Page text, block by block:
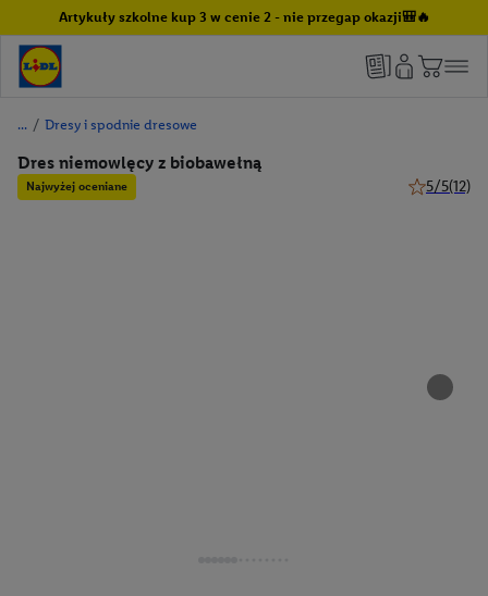
Artykuły szkolne kup 3 w cenie 2 - nie przegap okazji🎒🔥
/ Dresy i spodnie dresowe
Dres niemowlęcy z biobawełną
Najwyżej oceniane 5/5(12)